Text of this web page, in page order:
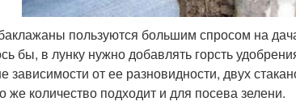
пользуются большим спросом на
бы, в лунку нужно добавлять горсть
зависимости от ее разновидности, двух
же количество подходит и для посева зелени.